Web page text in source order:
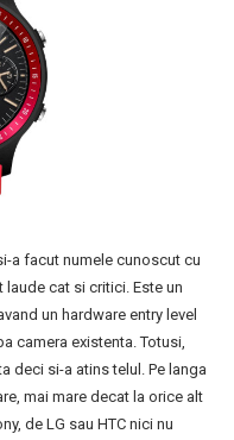
a facut numele cunoscut cu
cat si critici. Este un
un hardware entry level
camera existenta. Totusi,
deci si-a atins telul. Pe langa
mai mare decat la orice alt
de LG sau HTC nici nu